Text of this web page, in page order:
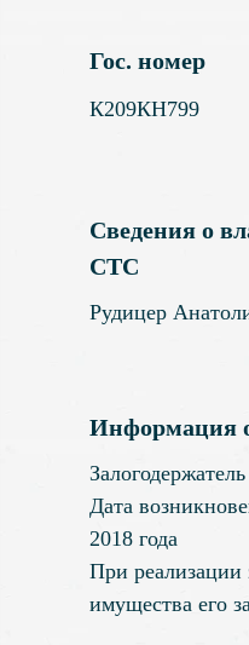
Гос. номер
К209КН799
Сведения о
СТС
Рудицер
Информация
Дата
2018 года
При реализации
имущества его